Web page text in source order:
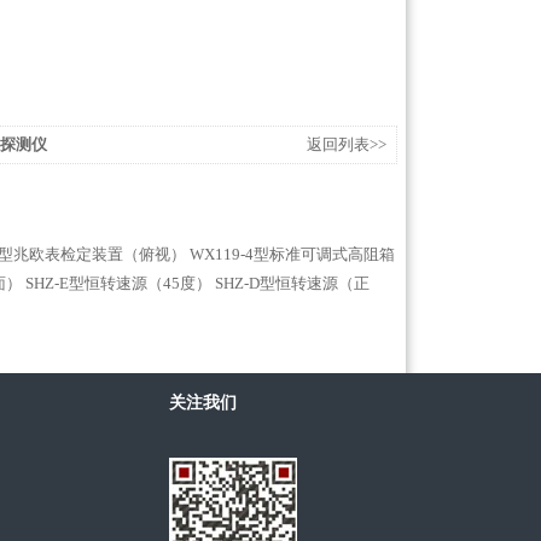
测仪 返回列表>>
兆欧表检定装置（俯视）
WX119-4型标准可调式高阻箱
SHZ-E型恒转速源（45度） SHZ-D型恒转速源（正
关注我们